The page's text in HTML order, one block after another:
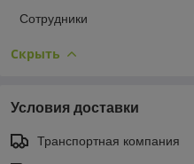
Сотрудники
Скрыть
Условия доставки
Транспортная компания